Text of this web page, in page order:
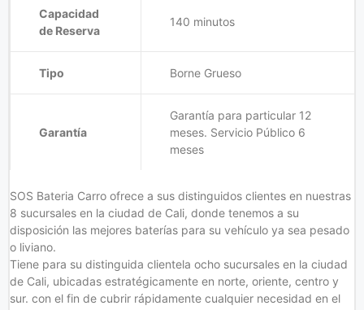
Capacidad
de Reserva
140 minutos
Tipo Borne Grueso
Garantía
Garantía para particular 12
meses. Servicio Público 6
meses
SOS Bateria Carro ofrece a sus distinguidos clientes en nuestras
8 sucursales en la ciudad de Cali, donde tenemos a su
disposición las mejores baterías para su vehículo ya sea pesado
o liviano.
Tiene para su distinguida clientela ocho sucursales en la ciudad
de Cali, ubicadas estratégicamente en norte, oriente, centro y
sur. con el fin de cubrir rápidamente cualquier necesidad en el